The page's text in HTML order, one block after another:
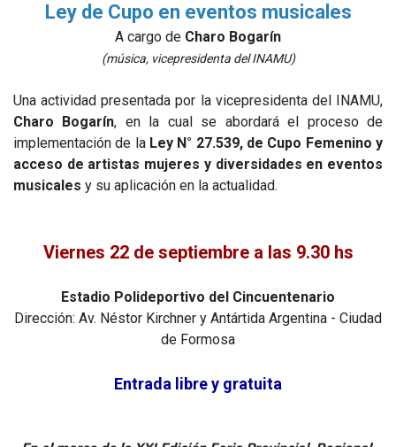
Ley de Cupo en eventos musicales
A cargo de Charo Bogarín
(música, vicepresidenta del INAMU)
Una actividad presentada por la vicepresidenta del INAMU,
Charo Bogarín, en la cual se abordará el proceso de
implementación de la Ley N° 27.539, de Cupo Femenino y
acceso de artistas mujeres y diversidades en eventos
musicales y su aplicación en la actualidad.
Viernes 22 de septiembre a las 9.30 hs
Estadio Polideportivo del Cincuentenario
Dirección: Av. Néstor Kirchner y Antártida Argentina - Ciudad
de Formosa
Entrada libre y gratuita